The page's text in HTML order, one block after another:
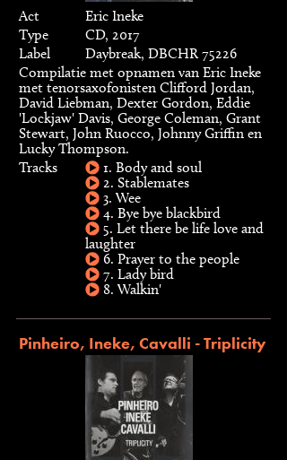
Act
Eric Ineke
Type
CD, 2017
Label
Daybreak, DBCHR 75226
Compilatie met opnamen van Eric Ineke
met tenorsaxofonisten Clifford Jordan,
David Liebman, Dexter Gordon, Eddie
'Lockjaw' Davis, George Coleman, Grant
Stewart, John Ruocco, Johnny Griffin en
Lucky Thompson.
Tracks
1. Body and soul
2. Stablemates
3. Wee
4. Bye bye blackbird
5. Let there be life love and
laughter
6. Prayer to the people
7. Lady bird
8. Walkin'
Pinheiro, Ineke, Cavalli - Triplicity